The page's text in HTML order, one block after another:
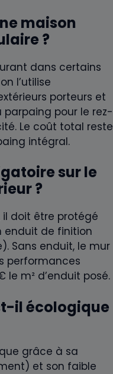
maison
?
dans certains
l’utilise
porteurs et
parpaing pour le rez-
Le coût total reste
intégral.
sur le
?
il doit être protégé
enduit de finition
Sans enduit, le mur
performances
m² d’enduit posé.
il écologique
grâce à sa
et son faible